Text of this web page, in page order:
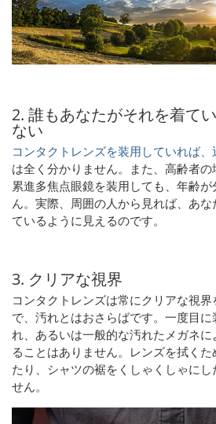
2. 誰もあなたがそれを着て
ない
コンタクトレンズを装用していれば、
は全く分かりません。また、高齢者
累進多焦点眼鏡を装用しても、年齢
ん。実際、周囲の人から見れば、あ
ているように見えるのです。
3. クリアな視界
コンタクトレンズは常にクリアな視
で、汚れとはおさらばです。一度目
れ、あるいは一般的な汚れたメガネ
ることはありません。レンズを拭く
たり、シャツの裾をくしゃくしゃに
せん。